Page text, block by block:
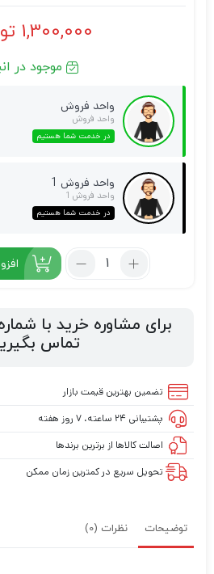
1,300,000
موجود در
واحد فروش
واحد فروش
در خدمت شما هستیم
واحد فروش 1
واحد فروش 1
در خدمت شما هستیم
برای مشاوره خرید با
تماس
تضمین بهترین قیمت بازار
پشتیبانی ۲۴ ساعته، ۷ روز هفته
اصالت کالاها از برترین برندها
تحویل سریع در کمترین زمان ممکن
توضیحات نظرات (0)